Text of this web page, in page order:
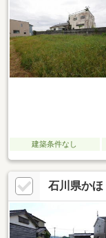
建築条件なし
石川県かほ